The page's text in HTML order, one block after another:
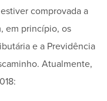
comprovada a
em princípio, os
e a Previdência
Atualmente,